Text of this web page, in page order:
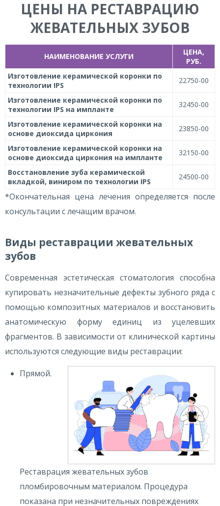
ЦЕНЫ НА РЕСТАВРАЦИЮ
ЖЕВАТЕЛЬНЫХ ЗУБОВ
НАИМЕНОВАНИЕ УСЛУГИ
ЦЕНА,
РУБ.
Изготовление керамической коронки по
технологии IPS
22750-00
Изготовление керамической коронки по
технологии IPS на импланте
32450-00
Изготовление керамической коронки на
основе диоксида циркония
23850-00
Изготовление керамической коронки на
основе диоксида циркония на импланте
32150-00
Восстановление зуба керамической
вкладкой, виниром по технологии IPS
24500-00
*Окончательная цена лечения определяется после
консультации с лечащим врачом.
Виды реставрации жевательных
зубов
Современная эстетическая стоматология способна
купировать незначительные дефекты зубного ряда с
помощью композитных материалов и восстановить
анатомическую форму единиц из уцелевших
фрагментов. В зависимости от клинической картины
используются следующие виды реставрации:
Прямой.
Реставрация жевательных зубов
пломбировочным материалом. Процедура
показана при незначительных повреждениях